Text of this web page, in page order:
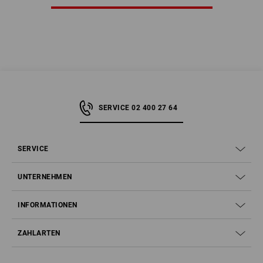
SERVICE 02 400 27 64
SERVICE
UNTERNEHMEN
INFORMATIONEN
ZAHLARTEN